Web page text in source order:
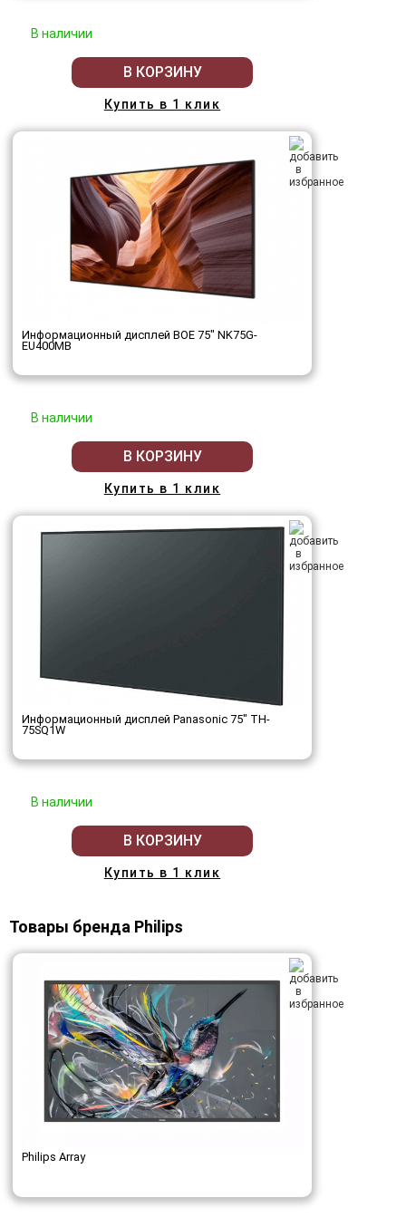
В наличии
В КОРЗИНУ
Купить в 1 клик
Информационный дисплей BOE 75" NK75G-
EU400MB
В наличии
В КОРЗИНУ
Купить в 1 клик
Информационный дисплей Panasonic 75" TH-
75SQ1W
В наличии
В КОРЗИНУ
Купить в 1 клик
Товары бренда Philips
Philips Array